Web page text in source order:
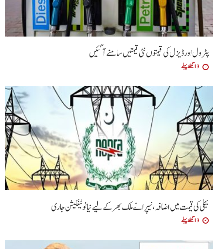
پٹرول اور ڈیزل کی قیمتوں نئی قیمتیں سامنے آگئیں
13 گھنٹے پہلے
بجلی کی قیمت میں اضافہ، نیپرا نے ملک بھر کے لیے نیا نوٹیفکیشن جاری
13 گھنٹے پہلے